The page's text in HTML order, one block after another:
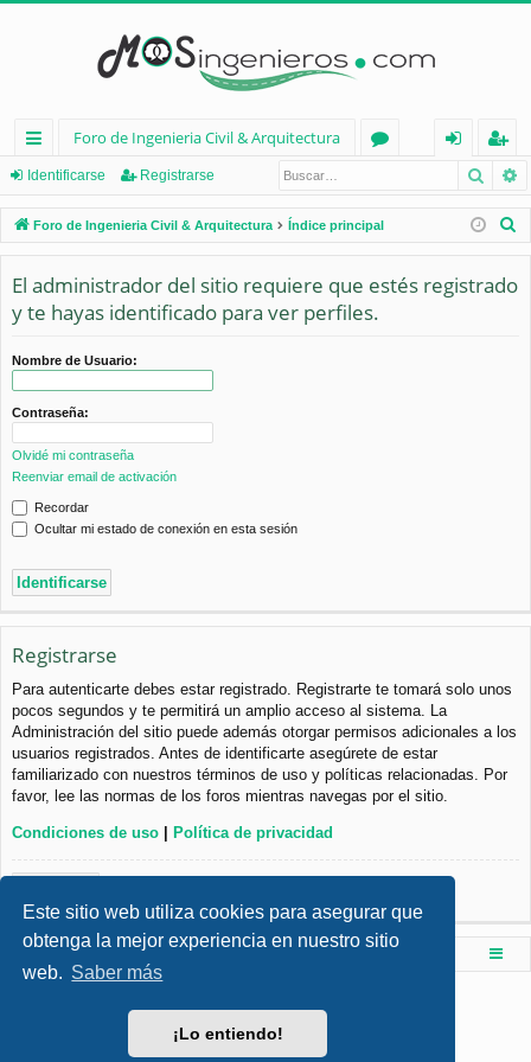
Este sitio web utiliza cookies para asegurar que
obtenga la mejor experiencia en nuestro sitio
web. Saber más
¡Lo entiendo!
nl
ac
es
rá
pi
d
os
Foro de Ingenieria Civil & Arquitectura
os
nt
ifi
ca
eg
ist
ra
rs
Identificarse Registrarse
Foro de Ingenieria Civil & Arquitectura Índice principal
El administrador del sitio requiere que estés registrado
y te hayas identificado para ver perfiles.
Nombre de Usuario:
Contraseña:
Olvidé mi contraseña
Reenviar email de activación
Recordar
Ocultar mi estado de conexión en esta sesión
Registrarse
Para autenticarte debes estar registrado. Registrarte te tomará solo unos
pocos segundos y te permitirá un amplio acceso al sistema. La
Administración del sitio puede además otorgar permisos adicionales a los
usuarios registrados. Antes de identificarte asegúrete de estar
familiarizado con nuestros términos de uso y políticas relacionadas. Por
favor, lee las normas de los foros mientras navegas por el sitio.
Condiciones de uso | Política de privacidad
Foro de Ingenieria Civil & Arquitectura
- phpBB 3.3 por MrGaby
Traducción al español por
Privacidad|Condiciones